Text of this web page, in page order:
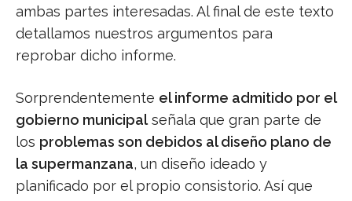
ambas partes interesadas. Al final de este texto
detallamos nuestros argumentos para
reprobar dicho informe.
Sorprendentemente el informe admitido por el
gobierno municipalseñala que gran parte de
los problemas son debidos al diseño plano de
la supermanzana, un diseño ideado y
planificado por el propio consistorio. Así que